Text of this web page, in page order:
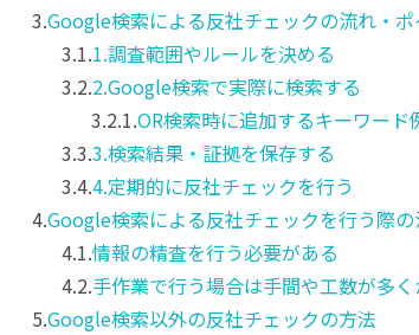
3.Google検索による反社チェックの流れ・ポ
3.1.1.調査範囲やルールを決める
3.2.2.Google検索で実際に検索する
3.2.1.OR検索時に追加するキーワード
3.3.3.検索結果・証拠を保存する
3.4.4.定期的に反社チェックを行う
4.Google検索による反社チェックを行う際の
4.1.情報の精査を行う必要がある
4.2.手作業で行う場合は手間や工数が多く
5.Google検索以外の反社チェックの方法